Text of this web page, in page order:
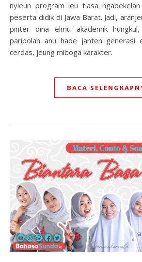
nyieun program ieu tiasa
peserta didik di Jawa Barat. Jadi,
pinter dina elmu akademik
paripolah anu hade janten generasi
cerdas, jeung miboga karakter.
BACA